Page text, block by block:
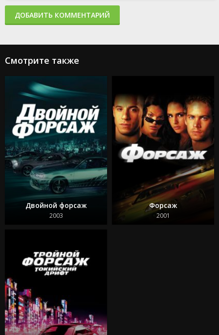
ДОБАВИТЬ КОММЕНТАРИЙ
Смотрите также
Двойной форсаж
2003
Форсаж
2001